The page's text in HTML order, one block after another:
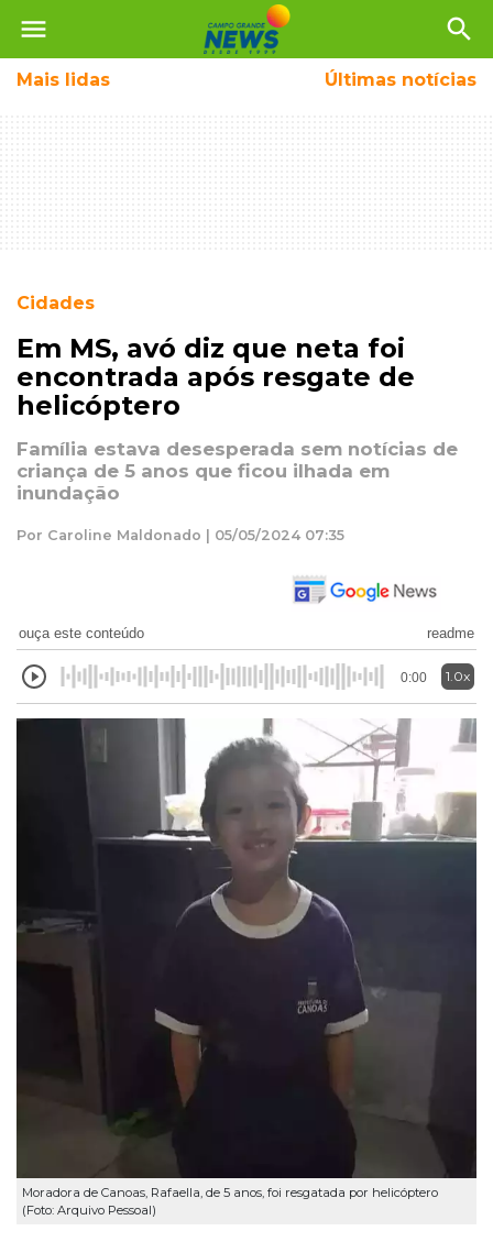
menu search
Mais lidas Últimas notícias
Cidades
Em MS, avó diz que neta foi
encontrada após resgate de
helicóptero
Família estava desesperada sem notícias de
criança de 5 anos que ficou ilhada em
inundação
Por Caroline Maldonado | 05/05/2024 07:35
ouça este conteúdo readme
0:00 1.0x
Moradora de Canoas, Rafaella, de 5 anos, foi resgatada por helicóptero
(Foto: Arquivo Pessoal)